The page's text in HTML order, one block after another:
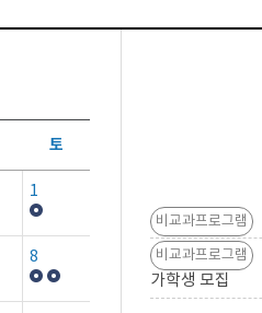
토
1
8
비교과프로그램
비교과프로그램
가학생 모집